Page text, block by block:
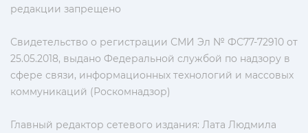
редакции запрещено
Свидетельство о регистрации СМИ Эл № ФС77-72910 от
25.05.2018, выдано Федеральной службой по надзору в
сфере связи, информационных технологий и массовых
коммуникаций (Роскомнадзор)
Главный редактор сетевого издания: Лата Людмила